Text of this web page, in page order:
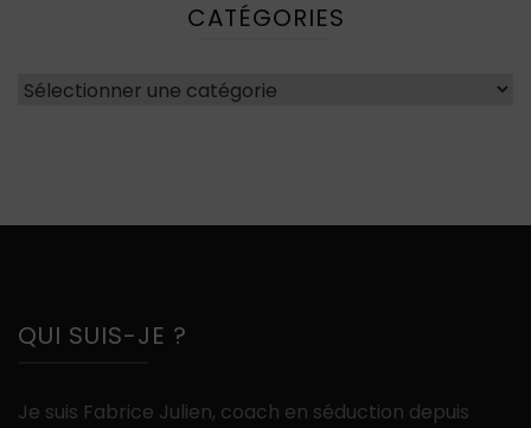
CATÉGORIES
Catégories
QUI SUIS-JE ?
Je suis Fabrice Julien, coach en séduction depuis